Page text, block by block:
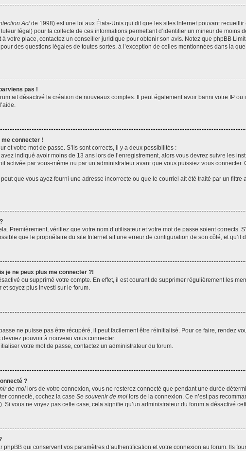
Actde 1998) est une loi aux États-Unis qui dit que les sites Internet pouvant
légal) pour la collecte de ces informations permettant d’identifier un mineur de moins
à votre place, contactez un conseiller juridique pour obtenir son avis. Notez que phpBB
des questions légales de toutes sortes, à l’exception de celles mentionnées dans la
pas !
ait désactivé la création de nouveaux comptes. Il peut également avoir banni votre IP
connecter !
et votre mot de passe. S’ils sont corrects, il y a deux possibilités :
indiqué avoir moins de 13 ans lors de l’enregistrement, alors vous devrez suivre les
activée par vous-même ou par un administrateur avant que vous puissiez vous
que vous ayez fourni une adresse incorrecte ou que le courriel ait été traité par un
Premièrement, vérifiez que votre nom d’utilisateur et votre mot de passe soient corrects.
que le propriétaire du site Internet ait une erreur de configuration de son côté, et qu’il
je ne peux plus me connecter ?!
ou supprimé votre compte. En effet, il est courant de supprimer régulièrement les
soyez plus investi sur le forum.
ne puisse pas être récupéré, il peut facilement être réinitialisé. Pour ce faire, rendez
pouvoir à nouveau vous connecter.
votre mot de passe, contactez un administrateur du forum.
?
de moi lors de votre connexion, vous ne resterez connecté que pendant une durée
connecté, cochez la case Se souvenir de moi lors de la connexion. Ce n’est pas
Si vous ne voyez pas cette case, cela signifie qu’un administrateur du forum a désactivé
qui conservent vos paramètres d’authentification et votre connexion au forum. Ils